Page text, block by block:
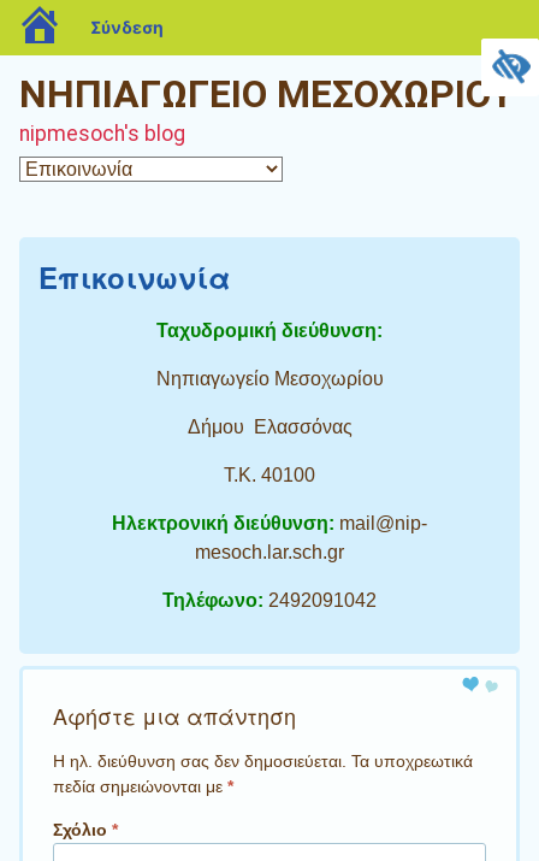
ΝΗΠΙΑΓΩΓΕΙΟ ΜΕΣΟΧΩΡΙΟΥ
nipmesoch's blog
Επικοινωνία
Ταχυδρομική διεύθυνση:
Νηπιαγωγείο Μεσοχωρίου
Δήμου Ελασσόνας
Τ.Κ. 40100
Ηλεκτρονική διεύθυνση: mail@nip-
mesoch.lar.sch.gr
Τηλέφωνο: 2492091042
Αφήστε μια απάντηση
Η ηλ. διεύθυνση σας δεν δημοσιεύεται. Τα υποχρεωτικά
πεδία σημειώνονται με *
Σχόλιο *
blogs.sch.gr
Σύνδεση